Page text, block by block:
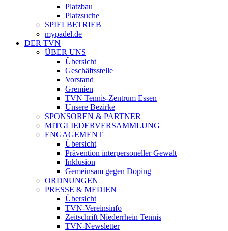
Platzbau
Platzsuche
SPIELBETRIEB
mypadel.de
DER TVN
ÜBER UNS
Übersicht
Geschäftsstelle
Vorstand
Gremien
TVN Tennis-Zentrum Essen
Unsere Bezirke
SPONSOREN & PARTNER
MITGLIEDERVERSAMMLUNG
ENGAGEMENT
Übersicht
Prävention interpersoneller Gewalt
Inklusion
Gemeinsam gegen Doping
ORDNUNGEN
PRESSE & MEDIEN
Übersicht
TVN-Vereinsinfo
Zeitschrift Niederrhein Tennis
TVN-Newsletter